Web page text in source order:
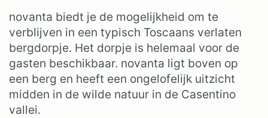
novanta biedt je de mogelijkheid om te
verblijven in een typisch Toscaans verlaten
bergdorpje. Het dorpje is helemaal voor de
gasten beschikbaar. novanta ligt boven op
een berg en heeft een ongelofelijk uitzicht
midden in de wilde natuur in de Casentino
vallei.